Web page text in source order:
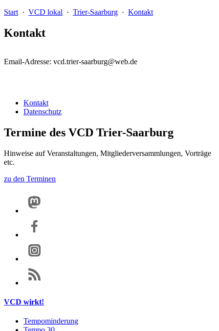
Start · VCD lokal · Trier-Saarburg · Kontakt
Kontakt
Email-Adresse: vcd.trier-saarburg@web.de
Kontakt
Datenschutz
Termine des VCD Trier-Saarburg
Hinweise auf Veranstaltungen, Mitgliederversammlungen, Vorträge
etc.
zu den Terminen
VCD wirkt!
Tempominderung